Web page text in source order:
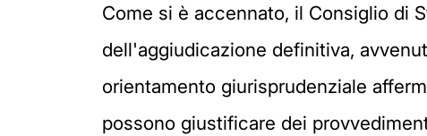
Come si è accennato, il Consiglio di
dell'aggiudicazione definitiva,
orientamento giurisprudenziale
possono giustificare dei